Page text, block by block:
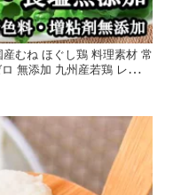
産むね ほぐし鶏 料理素材 常
無添加 九州産若鶏 レトル
サラダ スープ 煮込み 保存
ク食材 下ごしらえ不要 そ